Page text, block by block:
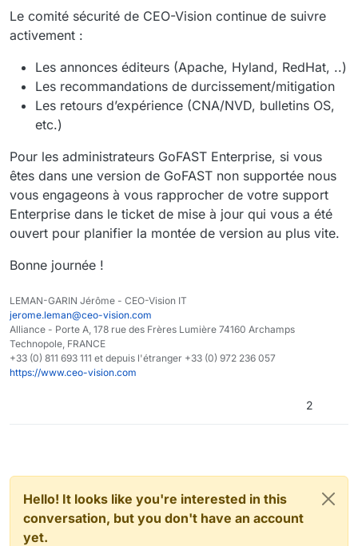
Le comité sécurité de CEO-Vision continue de suivre
activement :
Les annonces éditeurs (Apache, Hyland, RedHat, ..)
Les recommandations de durcissement/mitigation
Les retours d’expérience (CNA/NVD, bulletins OS,
etc.)
Pour les administrateurs GoFAST Enterprise, si vous
êtes dans une version de GoFAST non supportée nous
vous engageons à vous rapprocher de votre support
Enterprise dans le ticket de mise à jour qui vous a été
ouvert pour planifier la montée de version au plus vite.
Bonne journée !
LEMAN-GARIN Jérôme - CEO-Vision IT
jerome.leman@ceo-vision.com
Alliance - Porte A, 178 rue des Frères Lumière 74160 Archamps
Technopole, FRANCE
+33 (0) 811 693 111 et depuis l'étranger +33 (0) 972 236 057
https://www.ceo-vision.com
2
Hello! It looks like you're interested in this
conversation, but you don't have an account
yet.